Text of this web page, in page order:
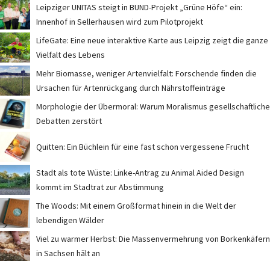
Leipziger UNITAS steigt in BUND-Projekt „Grüne Höfe“ ein:
Innenhof in Sellerhausen wird zum Pilotprojekt
LifeGate: Eine neue interaktive Karte aus Leipzig zeigt die ganze
Vielfalt des Lebens
Mehr Biomasse, weniger Artenvielfalt: Forschende finden die
Ursachen für Artenrückgang durch Nährstoffeinträge
Morphologie der Übermoral: Warum Moralismus gesellschaftliche
Debatten zerstört
Quitten: Ein Büchlein für eine fast schon vergessene Frucht
Stadt als tote Wüste: Linke-Antrag zu Animal Aided Design
kommt im Stadtrat zur Abstimmung
The Woods: Mit einem Großformat hinein in die Welt der
lebendigen Wälder
Viel zu warmer Herbst: Die Massenvermehrung von Borkenkäfern
in Sachsen hält an